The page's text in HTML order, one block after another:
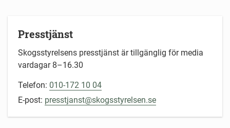
Presstjänst
Skogsstyrelsens presstjänst är tillgänglig för media
vardagar 8–16.30
Telefon: 010-172 10 04
E-post: presstjanst@skogsstyrelsen.se